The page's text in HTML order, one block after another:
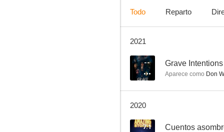
7.5
Todo Reparto
2021
-- Grave Intentions
Aparece como Don
2020
7.1 Cuentos